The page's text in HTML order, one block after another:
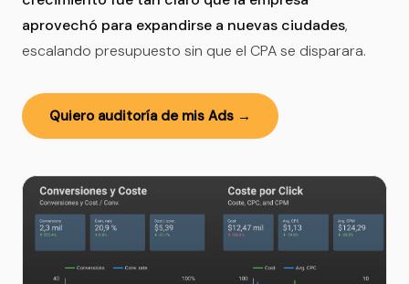
aprovechó para expandirse a nuevas ciudades,
escalando presupuesto sin que el CPA se disparara.
Quiero auditoría de mis Ads →